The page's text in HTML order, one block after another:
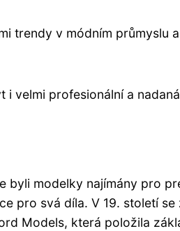
trendy v módním
velmi profesionální a
byli modelky najímány pro
pro svá díla. V 19. století
Models, která položila